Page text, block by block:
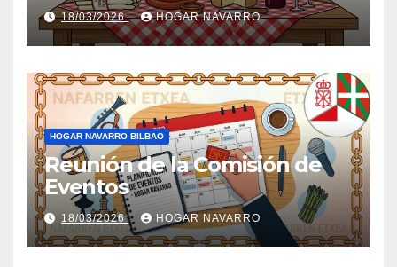
18/03/2026 HOGAR NAVARRO
HOGAR NAVARRO BILBAO
Reunión de la Comisión de
Eventos
18/03/2026 HOGAR NAVARRO